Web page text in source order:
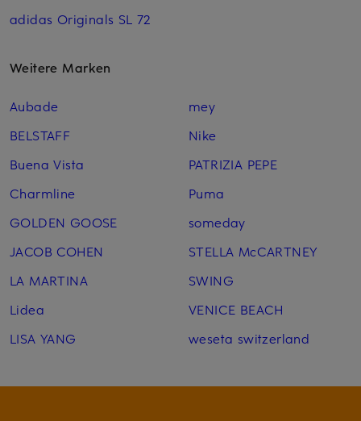
adidas Originals SL 72
Weitere Marken
Aubade
BELSTAFF
Buena Vista
Charmline
GOLDEN GOOSE
JACOB COHEN
LA MARTINA
Lidea
LISA YANG
mey
Nike
PATRIZIA PEPE
Puma
someday
STELLA McCARTNEY
SWING
VENICE BEACH
weseta switzerland